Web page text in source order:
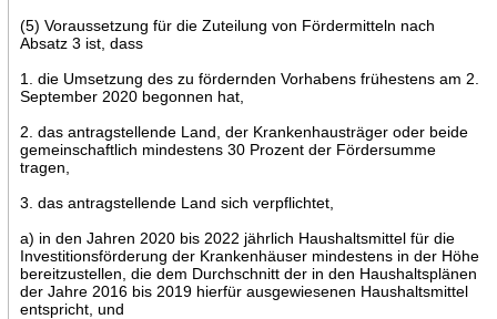
(5) Voraussetzung für die Zuteilung von Fördermitteln nach
Absatz 3 ist, dass
1. die Umsetzung des zu fördernden Vorhabens frühestens am 2.
September 2020 begonnen hat,
2. das antragstellende Land, der Krankenhausträger oder beide
gemeinschaftlich mindestens 30 Prozent der Fördersumme
tragen,
3. das antragstellende Land sich verpflichtet,
a) in den Jahren 2020 bis 2022 jährlich Haushaltsmittel für die
Investitionsförderung der Krankenhäuser mindestens in der Höhe
bereitzustellen, die dem Durchschnitt der in den Haushaltsplänen
der Jahre 2016 bis 2019 hierfür ausgewiesenen Haushaltsmittel
entspricht, und